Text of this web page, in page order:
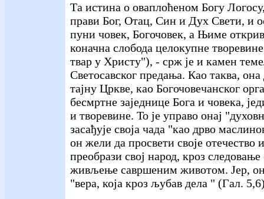
Та истина о оваплоћеном Богу
прави Бог, Отац, Син и Дух Свети, и
пуни човек, Богочовек, а Њиме
коначна слобода целокупне
твар у Христу"), - срж је и камен
Светосавског предања. Као таква, она
тајну Цркве, као Богочовечанског
бесмртне заједнице Бога и човека,
и творевине. То је управо онај
засађује своја чада "као дрво
он жели да просвети своје отечество
преобрази свој народ, кроз
живљење савршеним животом. Јер,
"вера, која кроз љубав дела " (Гал.